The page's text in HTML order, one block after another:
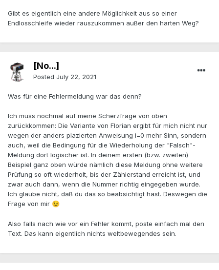
Gibt es eigentlich eine andere Möglichkeit aus so einer
Endlosschleife wieder rauszukommen außer den harten Weg?
[No...]
Posted July 22, 2021
Was für eine Fehlermeldung war das denn?
Ich muss nochmal auf meine Scherzfrage von oben
zurückkommen: Die Variante von Florian ergibt für mich nicht nur
wegen der anders plazierten Anweisung i=0 mehr Sinn, sondern
auch, weil die Bedingung für die Wiederholung der "Falsch"-
Meldung dort logischer ist. In deinem ersten (bzw. zweiten)
Beispiel ganz oben würde nämlich diese Meldung ohne weitere
Prüfung so oft wiederholt, bis der Zählerstand erreicht ist, und
zwar auch dann, wenn die Nummer richtig eingegeben wurde.
Ich glaube nicht, daß du das so beabsichtigt hast. Deswegen die
Frage von mir 😉
Also falls nach wie vor ein Fehler kommt, poste einfach mal den
Text. Das kann eigentlich nichts weltbewegendes sein.